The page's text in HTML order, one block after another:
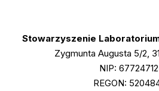
Stowarzyszenie
Zygmunta Augusta 5/2,
NIP:
REGON: